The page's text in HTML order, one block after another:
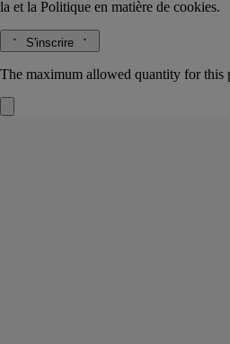
la et la Politique en matière de cookies.
S'inscrire
The maximum allowed quantity for this